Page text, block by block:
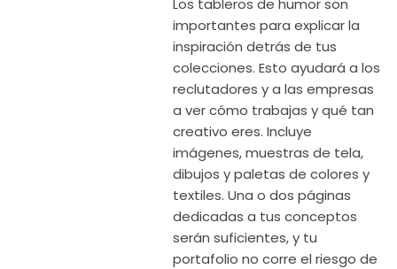
Los tableros de humor son
importantes para explicar la
inspiración detrás de tus
colecciones. Esto ayudará a los
reclutadores y a las empresas
a ver cómo trabajas y qué tan
creativo eres. Incluye
imágenes, muestras de tela,
dibujos y paletas de colores y
textiles. Una o dos páginas
dedicadas a tus conceptos
serán suficientes, y tu
portafolio no corre el riesgo de